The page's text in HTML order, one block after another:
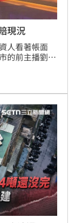
現況
人看著帳面
的前主播劉涵
感嘆股市世